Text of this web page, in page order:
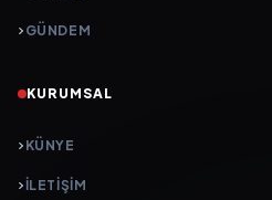
GÜNDEM
KURUMSAL
KÜNYE
İLETIŞIM